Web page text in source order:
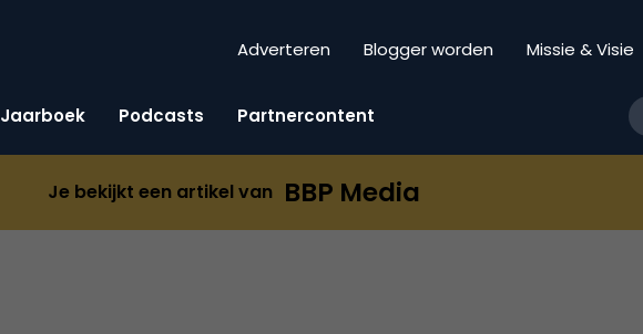
Adverteren Blogger worden Missie & Visie
Jaarboek Podcasts Partnercontent
Je bekijkt een artikel van BBP Media